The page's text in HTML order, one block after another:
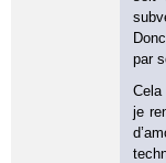
par
je